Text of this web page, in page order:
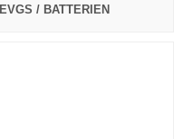
EVGS / BATTERIEN